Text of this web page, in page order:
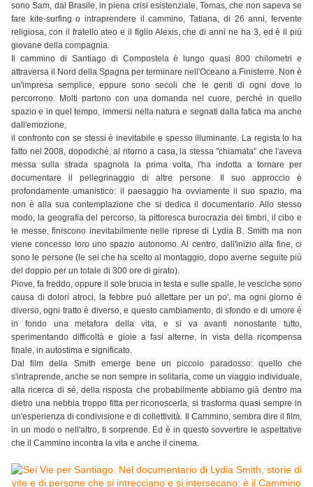
sono Sam, dal Brasile, in piena crisi esistenziale, Tomas, che non sapeva se
fare kite-surfing o intraprendere il cammino, Tatiana, di 26 anni, fervente
religiosa, con il fratello ateo e il figlio Alexis, che di anni ne ha 3, ed è il più
giovane della compagnia.
Il cammino di Santiago di Compostela è lungo quasi 800 chilometri e
attraversa il Nord della Spagna per terminare nell'Oceano a Finisterre. Non è
un'impresa semplice, eppure sono secoli che le genti di ogni dove lo
percorrono. Molti partono con una domanda nel cuore, perché in quello
spazio e in quel tempo, immersi nella natura e segnati dalla fatica ma anche
dall'emozione,
il confronto con se stessi è inevitabile e spesso illuminante. La regista lo ha
fatto nel 2008, dopodiché, al ritorno a casa, la stessa "chiamata" che l'aveva
messa sulla strada spagnola la prima volta, l'ha indotta a tornare per
documentare il pellegrinaggio di altre persone. Il suo approccio è
profondamente umanistico: il paesaggio ha ovviamente il suo spazio, ma
non è alla sua contemplazione che si dedica il documentario. Allo stesso
modo, la geografia del percorso, la pittoresca burocrazia dei timbri, il cibo e
le messe, finiscono inevitabilmente nelle riprese di Lydia B. Smith ma non
viene concesso loro uno spazio autonomo. Al centro, dall'inizio alla fine, ci
sono le persone (le sei che ha scelto al montaggio, dopo averne seguite più
del doppio per un totale di 300 ore di girato).
Piove, fa freddo, oppure il sole brucia in testa e sulle spalle, le vesciche sono
causa di dolori atroci, la febbre può allettare per un po', ma ogni giorno è
diverso, ogni tratto è diverso, e questo cambiamento, di sfondo e di umore è
in fondo una metafora della vita, e si va avanti nonostante tutto,
sperimentando difficoltà e gioie a fasi alterne, in vista della ricompensa
finale, in autostima e significato.
Dal film della Smith emerge bene un piccolo paradosso: quello che
s'intraprende, anche se non sempre in solitaria, come un viaggio individuale,
alla ricerca di sé, della risposta che probabilmente abbiamo già dentro ma
dietro una nebbia troppo fitta per riconoscerla, si trasforma quasi sempre in
un'esperienza di condivisione e di collettività. Il Cammino, sembra dire il film,
in un modo o nell'altro, ti sorprende. Ed è in questo sovvertire le aspettative
che il Cammino incontra la vita e anche il cinema.